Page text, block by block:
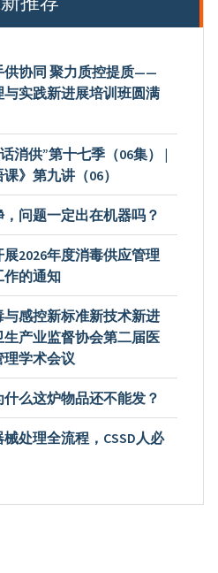
供协同 聚力质控提质——
实践新进展培训班圆满
消供”第十七季（06集） |
》第九讲（06）
问题一定出在机器吗？
2026年度消毒供应管理
作的通知
感控新标准新技术新进
产业监督协会第二届医
学术会议
么这炉物品还不能发？
处理全流程，CSSD人必